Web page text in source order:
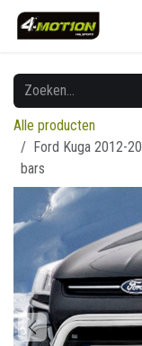
Overslaan naar inhoud
Alle producten
Ford Kuga 2012-
bars